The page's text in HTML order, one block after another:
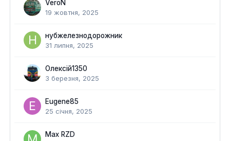
VeroN
19 жовтня, 2025
нубжелезнодорожник
31 липня, 2025
Олексій1350
3 березня, 2025
Eugene85
25 січня, 2025
Max RZD